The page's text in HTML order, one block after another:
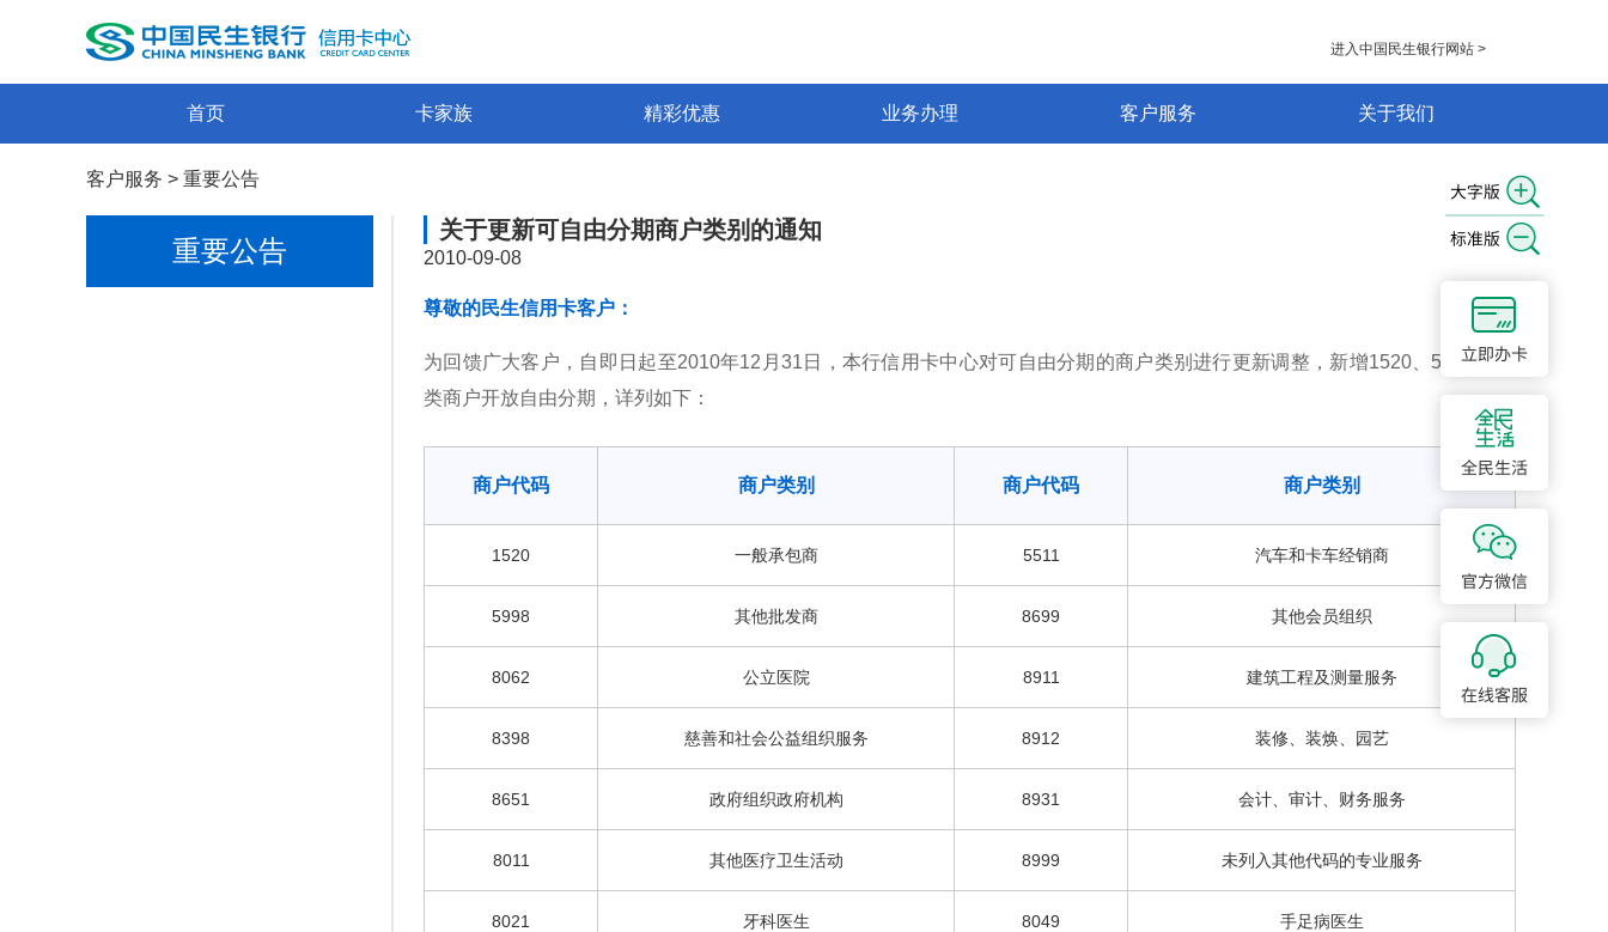
进入中国民生银行网站 >
首页 卡家族 精彩优惠 业务办理 客户服务 关于我们
客户服务 > 重要公告
重要公告
关于更新可自由分期商户类别的通知
2010-09-08
尊敬的民生信用卡客户：
为回馈广大客户，自即日起至2010年12月31日，本行信用卡中心对可自由分期的商户类别进行更新调整，新增1520、5511等34
类商户开放自由分期，详列如下：
商户代码 商户类别 商户代码 商户类别
1520 一般承包商 5511 汽车和卡车经销商
5998 其他批发商 8699 其他会员组织
8062 公立医院 8911 建筑工程及测量服务
8398 慈善和社会公益组织服务 8912 装修、装焕、园艺
8651 政府组织政府机构 8931 会计、审计、财务服务
8011 其他医疗卫生活动 8999 未列入其他代码的专业服务
8021 牙科医生 8049 手足病医生